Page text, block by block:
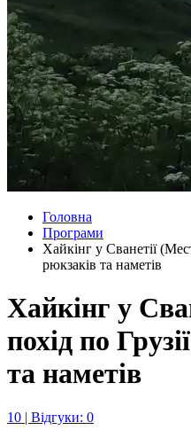
Головна
Програми
Хайкінг у Сванетії
рюкзаків та наметів
Хайкінг у
похід по
та наметів
10 | Відгуки: 0